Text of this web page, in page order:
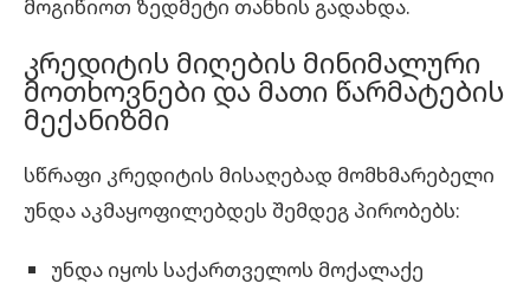
მოგიწიოთ ზედმეტი თანხის გადახდა.
კრედიტის მიღების მინიმალური
მოთხოვნები და მათი წარმატების
მექანიზმი
სწრაფი კრედიტის მისაღებად მომხმარებელი
უნდა აკმაყოფილებდეს შემდეგ პირობებს:
უნდა იყოს საქართველოს მოქალაქე